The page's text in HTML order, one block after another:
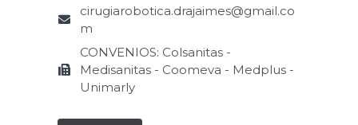
cirugiarobotica.drajaimes@gmail.co
m
CONVENIOS: Colsanitas -
Medisanitas - Coomeva - Medplus -
Unimarly